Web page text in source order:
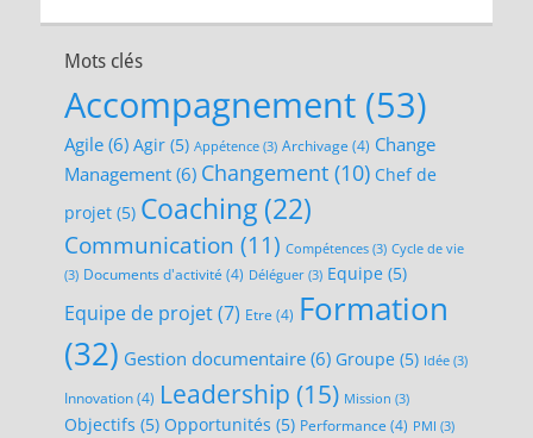
Mots clés
Accompagnement (53)
Agile (6) Agir (5) Appétence (3) Archivage (4) Change
Management (6) Changement (10) Chef de
projet (5) Coaching (22)
Communication (11) Compétences (3) Cycle de vie
(3) Documents d'activité (4) Déléguer (3) Equipe (5)
Equipe de projet(7) Etre (4) Formation
(32) Gestion documentaire (6) Groupe (5) Idée (3)
Innovation(4) Leadership (15) Mission (3)
Objectifs (5) Opportunités (5) Performance (4) PMI (3)